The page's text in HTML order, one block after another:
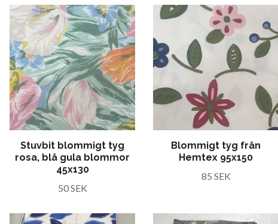
Stuvbit blommigt tyg
rosa, blå gula blommor
45x130
50 SEK
Blommigt tyg från
Hemtex 95x150
85 SEK